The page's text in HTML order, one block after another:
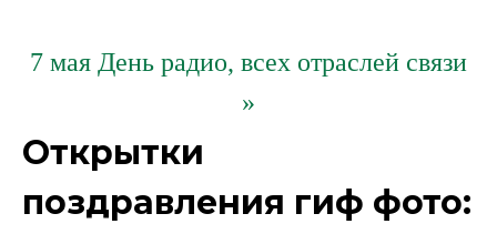
7 мая День радио, всех отраслей связи
»
Открытки
поздравления гиф фото: